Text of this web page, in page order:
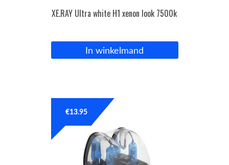
XE.RAY Ultra white H1 xenon look 7500k
In winkelmand
€13.95